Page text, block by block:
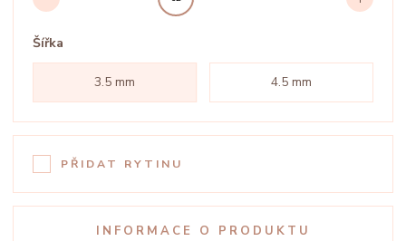
Šířka
3.5 mm 4.5 mm
PŘIDAT RYTINU
INFORMACE O PRODUKTU